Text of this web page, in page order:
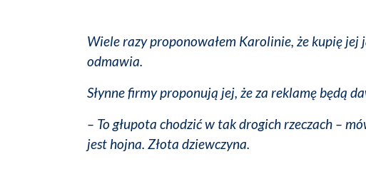
Wiele razy proponowałem Karolinie, że kupię jej
odmawia.
Słynne firmy proponują jej, że za reklamę będą
– To głupota chodzić w tak drogich rzeczach –
jest hojna. Złota dziewczyna.